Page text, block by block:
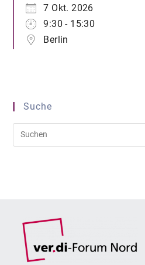
7 Okt. 2026
9:30 - 15:30
Berlin
Suche